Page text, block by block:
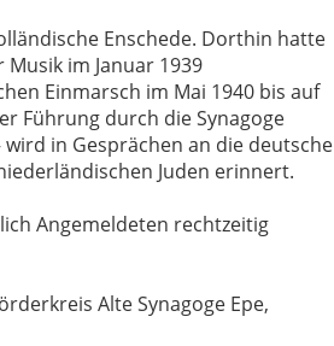
Enschede. Dorthin hatte
im Januar 1939
Einmarsch im Mai 1940 bis auf
Führung durch die Synagoge
in Gesprächen an die deutsche
Juden erinnert.
Angemeldeten rechtzeitig
Alte Synagoge Epe,